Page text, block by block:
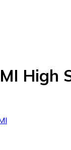
High